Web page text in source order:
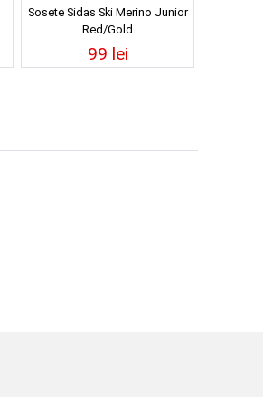
Sosete Sidas Ski Merino Junior
Red/Gold
99 lei